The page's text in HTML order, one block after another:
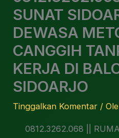
SUNAT
DEWASA
CANGGIH
KERJA DI
SIDOARJO
Tinggalkan Komentar /
0812.3262.068 ||